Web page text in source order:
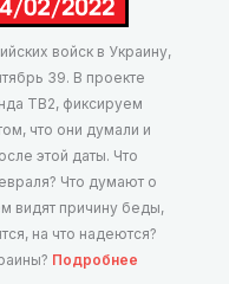
войск в Украину,
39. В проекте
ТВ2, фиксируем
что они думали и
этой даты. Что
Что думают о
видят причину беды,
на что надеются?
Подробнее